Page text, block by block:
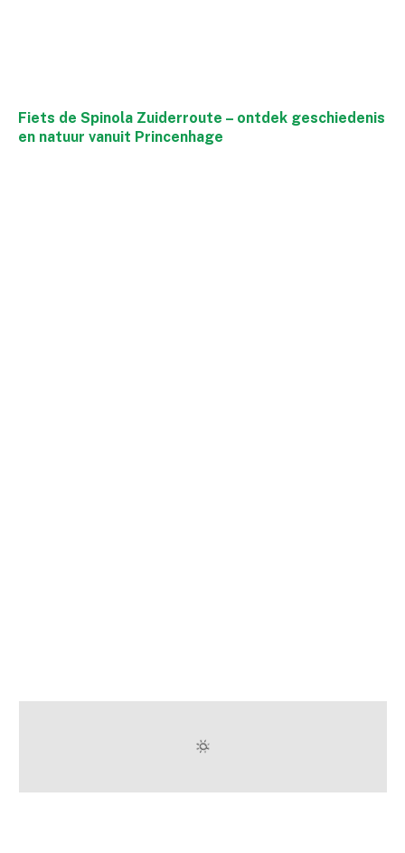
Fiets de Spinola Zuiderroute – ontdek geschiedenis
en natuur vanuit Princenhage